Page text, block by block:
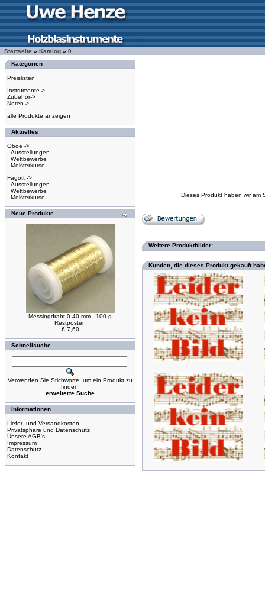
Startseite » Katalog » 0
Kategorien
Preislisten
Instrumente->
Zubehör->
Noten->
alle Produkte anzeigen
Aktuelles
Oboe ->
Ausstellungen
Wettbewerbe
Meisterkurse
Fagott ->
Ausstellungen
Wettbewerbe
Meisterkurse
Neue Produkte
Messingdraht 0.40 mm - 100 g
Restposten
€ 7,60
Schnellsuche
Verwenden Sie Stichworte, um ein Produkt zu
finden.
erweiterte Suche
Informationen
Liefer- und Versandkosten
Privatsphäre und Datenschutz
Unsere AGB's
Impressum
Datenschutz
Kontakt
Dieses Produkt haben wir am
Weitere Produktbilder:
Kunden, die dieses Produkt gekauft